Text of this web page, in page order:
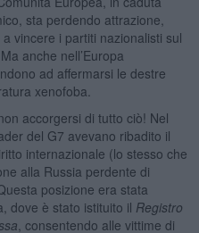
sta perdendo attrazione,
vincere i partiti nazionalisti sul
anche nell’Europa
ad affermarsi le destre
xenofoba.
accorgersi di tutto ciò! Nel
del G7 avevano ribadito il
internazionale (lo stesso che
alla Russia perdente di
posizione era stata
dove è stato istituito il Registro
, consentendo alle vittime di